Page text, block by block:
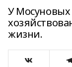
У Мосуновых
жизни.